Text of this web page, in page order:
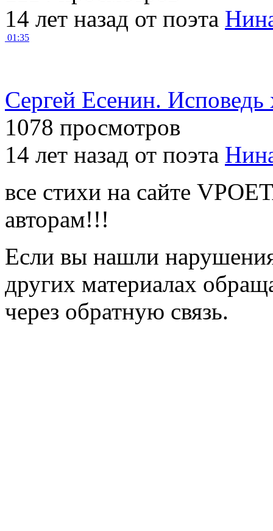
14 лет назад от поэта
01:35
Сергей Есенин. Исповедь
1078 просмотров
14 лет назад от поэта
все стихи на сайте
авторам!!!
Если вы нашли
других материалах
через обратную связь.